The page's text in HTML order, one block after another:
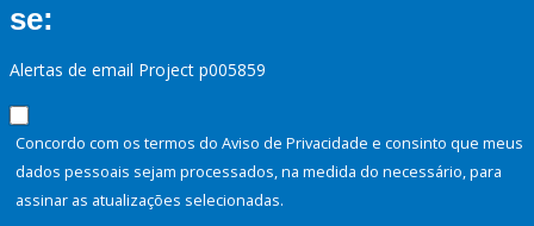
se:
Alertas de email Project p005859
Concordo com os termos do Aviso de Privacidade e consinto que meus
dados pessoais sejam processados, na medida do necessário, para
assinar as atualizações selecionadas.